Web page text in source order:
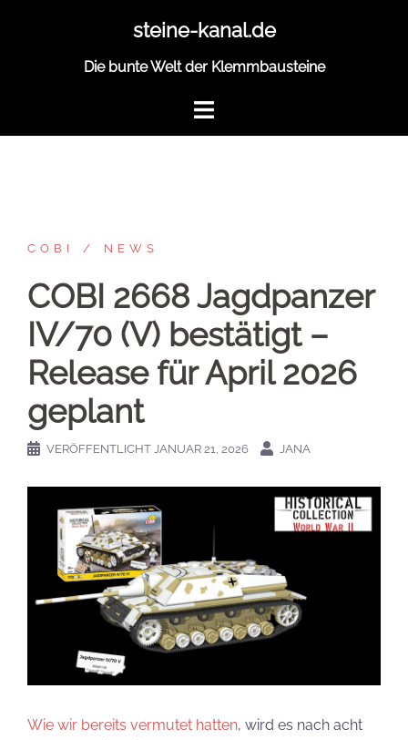
steine-kanal.de
Die bunte Welt der Klemmbausteine
COBI NEWS
COBI 2668 Jagdpanzer
IV/70 (V) bestätigt –
Release für April 2026
geplant
VERÖFFENTLICHT JANUAR 21, 2026 JANA
Wie wir bereits vermutet hatten, wird es nach acht